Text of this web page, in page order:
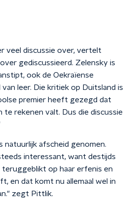
veel discussie over, vertelt
gediscussieerd. Zelensky is
ook de Oekraïense
leer. Die kritiek op Duitsland is
premier heeft gezegd dat
te rekenen valt. Dus die discussie
natuurlijk afscheid genomen.
interessant, want destijds
op haar erfenis en
en dat komt nu allemaal wel in
zegt Pittlik.